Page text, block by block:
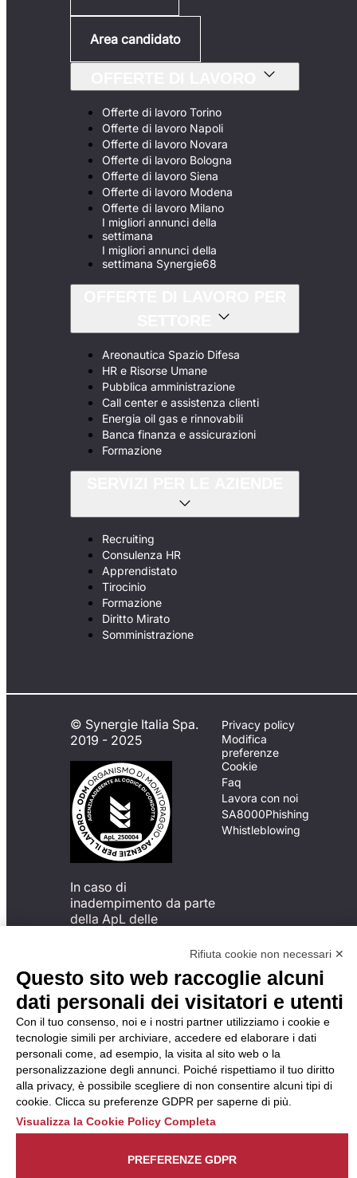
Area candidato
Offerte di lavoro Torino
Offerte di lavoro Napoli
Offerte di lavoro Novara
Offerte di lavoro Bologna
Offerte di lavoro Siena
Offerte di lavoro Modena
Offerte di lavoro Milano
I migliori annunci della
settimana
I migliori annunci della
settimana Synergie68
Areonautica Spazio Difesa
HR e Risorse Umane
Pubblica amministrazione
Call center e assistenza clienti
Energia oil gas e rinnovabili
Banca finanza e assicurazioni
Formazione
Recruiting
Consulenza HR
Apprendistato
Tirocinio
Formazione
Diritto Mirato
Somministrazione
© Synergie Italia Spa.
2019 - 2025
In caso di
inadempimento da parte
della ApL delle
del Codice di Condotta, è
possibile presentare un
reclamo
all’Organismo di
Monitoraggio utilizzando
una delle modalità
descritte al seguente
indirizzo web
https://odm-
agenzielavoro.it/reclami/ .
Privacy policy
Modifica
preferenze
Cookie
Faq
Lavora con noi
SA8000Phishing
Whistleblowing
Rifiuta cookie non necessari ✕
Questo sito web raccoglie alcuni
dati personali dei visitatori e utenti
Con il tuo consenso, noi e i nostri partner utilizziamo i cookie e
tecnologie simili per archiviare, accedere ed elaborare i dati
personali come, ad esempio, la visita al sito web o la
personalizzazione degli annunci. Poiché rispettiamo il tuo diritto
alla privacy, è possibile scegliere di non consentire alcuni tipi di
cookie. Clicca su preferenze GDPR per saperne di più.
Visualizza la Cookie Policy Completa
PREFERENZE GDPR